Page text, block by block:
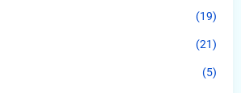
(19)
(21)
(5)